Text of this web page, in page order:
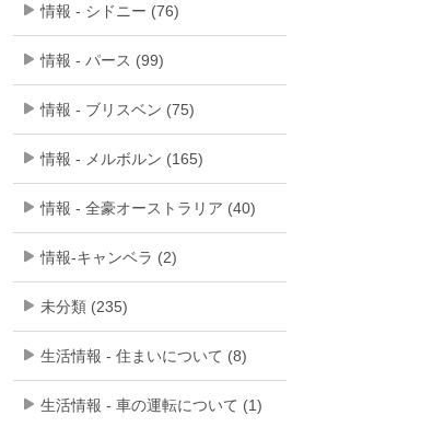
情報 - シドニー (76)
情報 - パース (99)
情報 - ブリスベン (75)
情報 - メルボルン (165)
情報 - 全豪オーストラリア (40)
情報-キャンベラ (2)
未分類 (235)
生活情報 - 住まいについて (8)
生活情報 - 車の運転について (1)